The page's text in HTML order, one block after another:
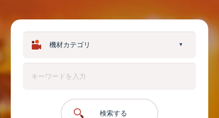
▼
検索する